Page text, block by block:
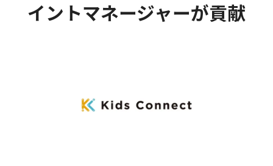
イントマネージャーが貢献